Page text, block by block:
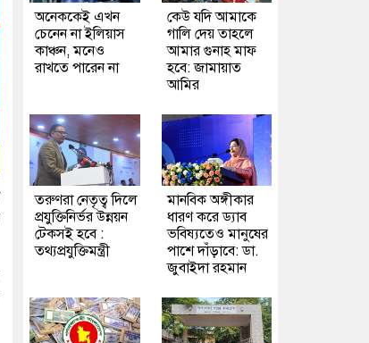
অনেককেই এখন
চেনেন না ইলিয়াস
কাঞ্চন, মনেও
রাখতে পারেন না
কেউ যদি আমাকে
গালি দেয় তাহলে
আমার গুনাহ মাফ
হবে: জামায়াত
আমির
তরুণরা নেতৃত্ব দিলে
প্রযুক্তিনির্ভর উন্নয়ন
টেকসই হবে :
তথ্যপ্রযুক্তিমন্ত্রী
মানবিক অঙ্গীকার
ধারণ করে ড্যাব
ভবিষ্যতেও মানুষের
পাশে দাঁড়াবে: ডা.
জুবাইদা রহমান